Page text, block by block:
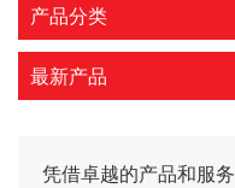
产品分类
最新产品
凭借卓越的产品和服务